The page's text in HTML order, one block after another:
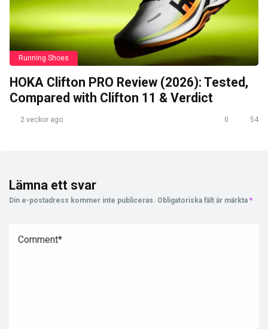
Running Shoes
HOKA Clifton PRO Review (2026): Tested,
Compared with Clifton 11 & Verdict
2 veckor ago 0 54
Lämna ett svar
Din e-postadress kommer inte publiceras. Obligatoriska fält är märkta *